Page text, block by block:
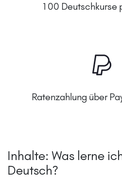
100 Deutschkurse
Ratenzahlung über
Inhalte: Was lerne
Deutsch?